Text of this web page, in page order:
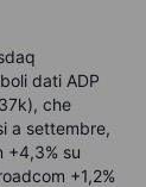
dati ADP
che
a settembre,
+4,3% su
+1,2%